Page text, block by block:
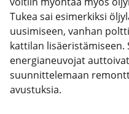
Tukea sai esimerkiksi
uusimiseen, vanhan
kattilan lisäeristämiseen.
energianeuvojat
suunnittelemaan
avustuksia.